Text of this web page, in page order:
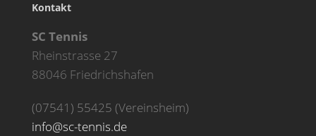
Kontakt
SC Tennis
Rheinstrasse 27
88046 Friedrichshafen
(07541) 55425 (Vereinsheim)
info@sc-tennis.de